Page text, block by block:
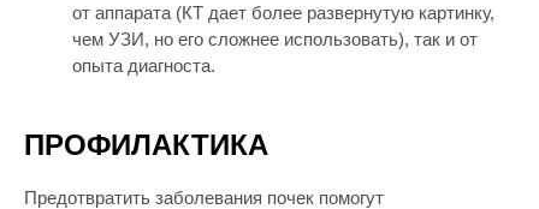
от аппарата (КТ дает более развернутую картинку,
чем УЗИ, но его сложнее использовать), так и от
опыта диагноста.
ПРОФИЛАКТИКА
Предотвратить заболевания почек помогут